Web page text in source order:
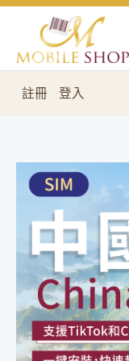
跳
註冊 登入
架)SIM
30
日